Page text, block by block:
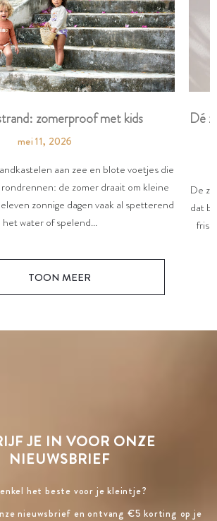
zomerproof met kids
mei 11, 2026
aan zee en blote voetjes die
de zomer draait om kleine
zonnige dagen vaak al spetterend
het water of spelend...
Dé
De
dat
TOON MEER
JE IN VOOR ONZE
NIEUWSBRIEF
het beste voor je kleintje?
nieuwsbrief en ontvang €5 korting op je